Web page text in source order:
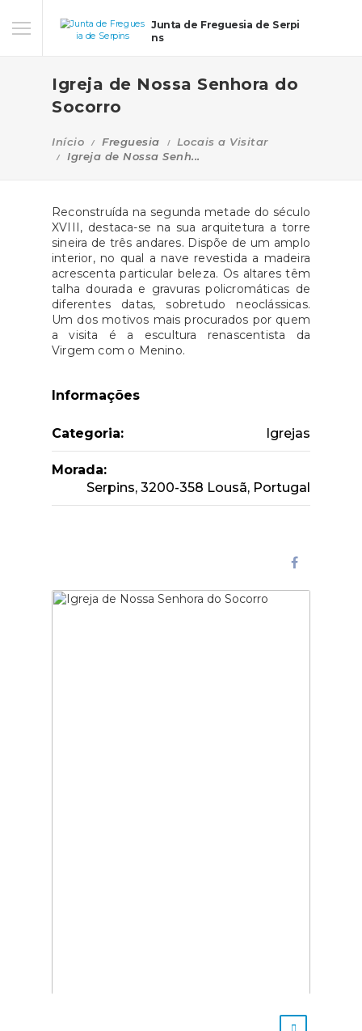
Junta de Freguesia de Serpi
ns
Igreja de Nossa Senhora do
Socorro
Início Freguesia
Locais a Visitar
Igreja de Nossa Senh...
Reconstruída na segunda metade do século
XVIII, destaca-se na sua arquitetura a torre
sineira de três andares. Dispõe de um amplo
interior, no qual a nave revestida a madeira
acrescenta particular beleza. Os altares têm
talha dourada e gravuras policromáticas de
diferentes datas, sobretudo neoclássicas.
Um dos motivos mais procurados por quem
a visita é a escultura renascentista da
Virgem com o Menino.
Informações
Categoria: Igrejas
Morada:
Serpins, 3200-358 Lousã, Portugal